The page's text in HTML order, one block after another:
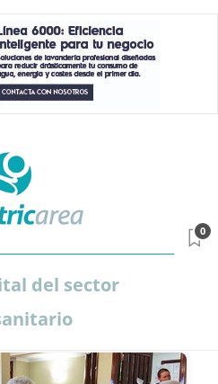
del sector
0